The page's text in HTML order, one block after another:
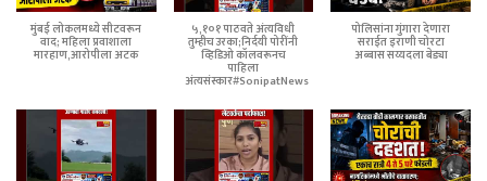
मुंबई लोकलमध्ये सीटवरून
वाद; महिला प्रवाशाला
मारहाण,आरोपीला अटक
५,१०१ पाठवते अंत्यविधी
तुम्हीच उरका;निर्दयी पोरींनी
व्हिडिओ कॉलवरूनच
पाहिला
अंत्यसंस्कार#SonipatNews
पोलिसांना गुंगारा देणारा
सराईत इराणी चोरटा
अब्बास सय्यदला बेड्या